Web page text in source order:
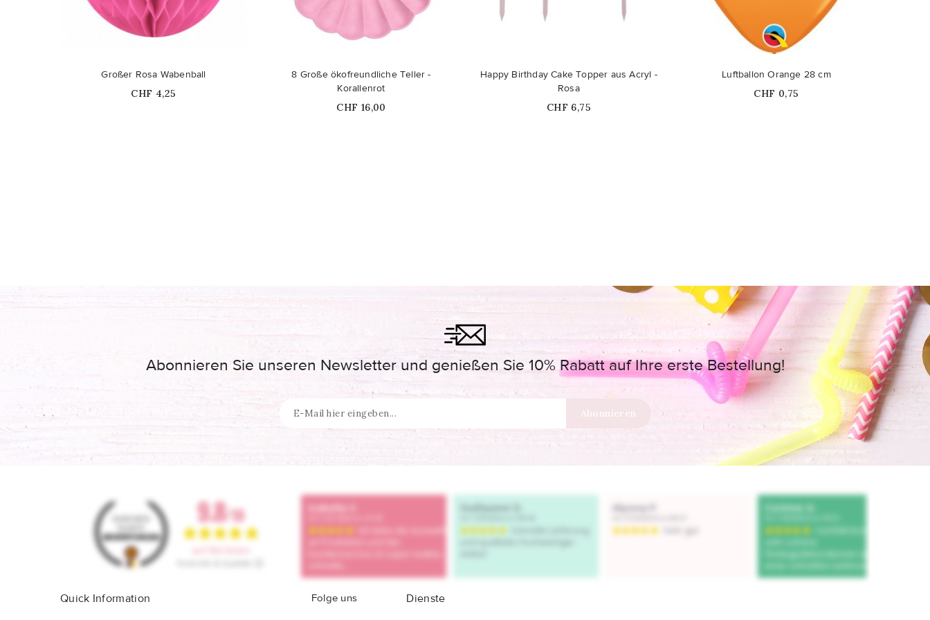
Großer Rosa Wabenball
Price
CHF 4,25
8 Große ökofreundliche Teller -
Korallenrot
Price
CHF 16,00
Happy Birthday Cake Topper aus Acryl -
Rosa
Price
CHF 6,75
Luftballon Orange 28 cm
Price
CHF 0,75
Abonnieren Sie unseren Newsletter und genießen Sie 10% Rabatt auf Ihre erste Bestellung!
Quick Information Folge uns Dienste